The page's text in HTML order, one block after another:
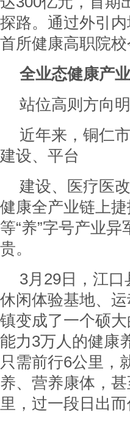
探路。通过外引
首所健康高职院
全业态健康产
站位高则方向
近年来，铜仁
建设、平台
建设、医疗医
健康全产业链上
等“养”字号产业
贵。
3月29日，江
休闲体验基地、
镇变成了一个硕
能力3万人的健康
只需前行6公里，
养、营养康体，
里，过一段日出